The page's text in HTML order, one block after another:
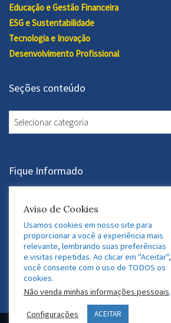
Educação e Gestão Financeira
ESG e Sustentabilidade
Tecnologia e Inovação
Desenvolvimento Profissional
Seções conteúdo
Seções
conteúdo
Fique Informado
Assine a Newsletter
Acesse nossas Redes Sociais
Twitter Facebook
Aviso de Cookies
Usamos cookies em nosso site para
proporcionar a você a experiência mais
relevante, lembrando suas preferências
e visitas repetidas. Ao clicar em "Aceitar",
você consente com o uso de TODOS os
cookies.
Não venda minhas informações pessoais.
Configurações ACEITAR